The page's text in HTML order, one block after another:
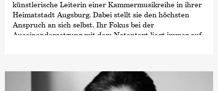
künstlerische Leiterin einer Kammermusikreihe in ihrer
Heimatstadt Augsburg. Dabei stellt sie den höchsten
Anspruch an sich selbst. Ihr Fokus bei der
Auseinandersetzung mit dem Notentext liegt immer auf
Eisler in Berlin studierte und deren Assistentin sie war.
Als Professorin betreut Sarah Christian eine eigene